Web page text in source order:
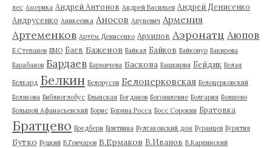
лес Америка Андрей Антонов Андрей Васильев Андрей Денисенко
Андрусенко Аникеевка Аносов Апуневич Армения
Артеменков Артём Денисенко Архипов Аэронатц Аюпов
Б.Степанов БМО Баев Баженов Байкал Байков Байконур Бакирова
Барабанов Бардаев Бармичева Баскова Башкирия Бейдик Белая
Белкард Белкин Белорусов Белоцерковская Белоцерковский
Белякова Библиоглобус Блынская Богданов Богоявление Болгария Болшево
Большой Афанасьевский Борис Боряна Росса Босс Сорокин Братовка
Братцево Бредбери Бритвина Булгаковский дом Буранцев Бурятия
Бутко Буцкий В.Гончаров В.Ермаков В.Иванов В.Карпинский